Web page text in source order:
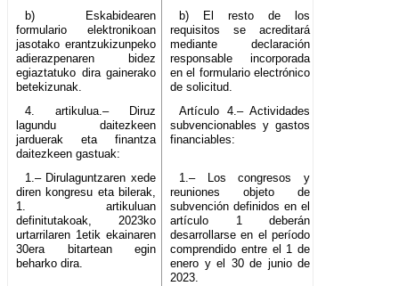
b) Eskabidearen
formulario elektronikoan
jasotako erantzukizunpeko
adierazpenaren bidez
egiaztatuko dira gainerako
betekizunak.
b) El resto de los
requisitos se acreditará
mediante declaración
responsable incorporada
en el formulario electrónico
de solicitud.
4. artikulua.– Diruz
lagundu daitezkeen
jarduerak eta finantza
daitezkeen gastuak:
Artículo 4.– Actividades
subvencionables y gastos
financiables:
1.– Dirulaguntzaren xede
diren kongresu eta bilerak,
1. artikuluan
definitutakoak, 2023ko
urtarrilaren 1etik ekainaren
30era bitartean egin
beharko dira.
1.– Los congresos y
reuniones objeto de
subvención definidos en el
artículo 1 deberán
desarrollarse en el período
comprendido entre el 1 de
enero y el 30 de junio de
2023.